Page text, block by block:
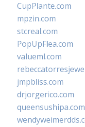
CupPlante.com
mpzin.com
stcreal.com
PopUpFlea.com
valueml.com
jmpbliss.com
drjorgerico.com
queensushipa.com